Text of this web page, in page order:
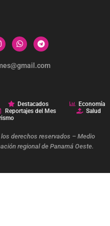
Destacados
Economía
Reportajes del Mes
Salud
derechos reservados – Medio
regional de Panamá Oeste.